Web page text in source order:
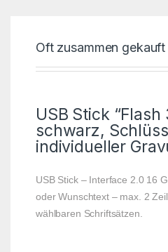
Oft zusammen gekauft
USB Stick “Flash
schwarz,
individueller
USB Stick – Interface 2.0 16
oder Wunschtext – max. 2
wählbaren Schriftsätzen.